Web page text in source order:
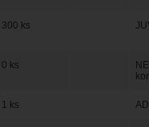
300 ks
0 ks
1 ks